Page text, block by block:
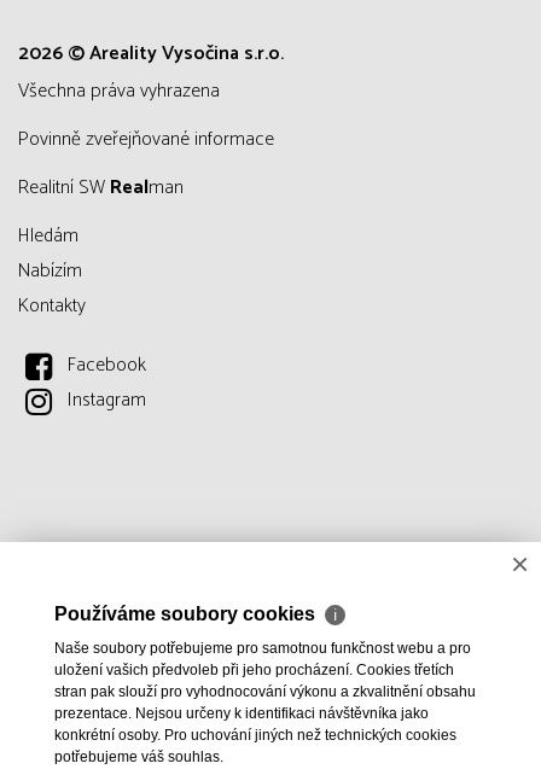
2026 © Areality Vysočina s.r.o.
všechna práva vyhrazena
Povinně zveřejňované informace
Realitní SWRealman
Hledám
Nabízím
Kontakty
Facebook
Instagram
×
Používáme soubory cookies ℹ
Naše soubory potřebujeme pro samotnou funkčnost webu a pro
uložení vašich předvoleb při jeho procházení. Cookies třetích
stran pak slouží pro vyhodnocování výkonu a zkvalitnění obsahu
prezentace. Nejsou určeny k identifikaci návštěvníka jako
konkrétní osoby. Pro uchování jiných než technických cookies
potřebujeme váš souhlas.